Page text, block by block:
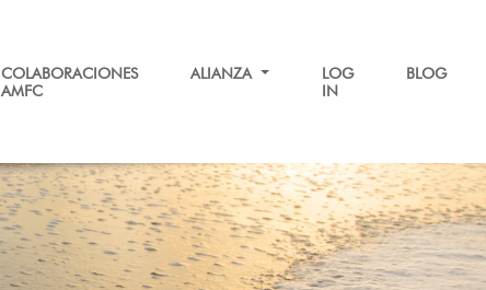
COLABORACIONES
AMFC
ALIANZA
LOG
IN
BLOG